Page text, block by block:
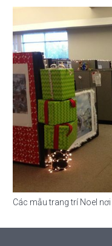
Các mẫu trang trí Noel